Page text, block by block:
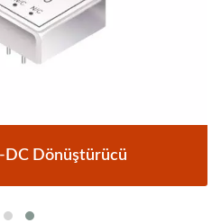
DC Dönüştürücü